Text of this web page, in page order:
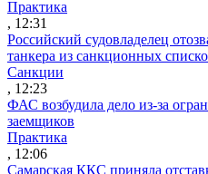
Практика
, 12:31
Российский судовладелец
танкера из санкционных
Санкции
, 12:23
ФАС возбудила дело из-за
заемщиков
Практика
, 12:06
Самарская ККС приняла